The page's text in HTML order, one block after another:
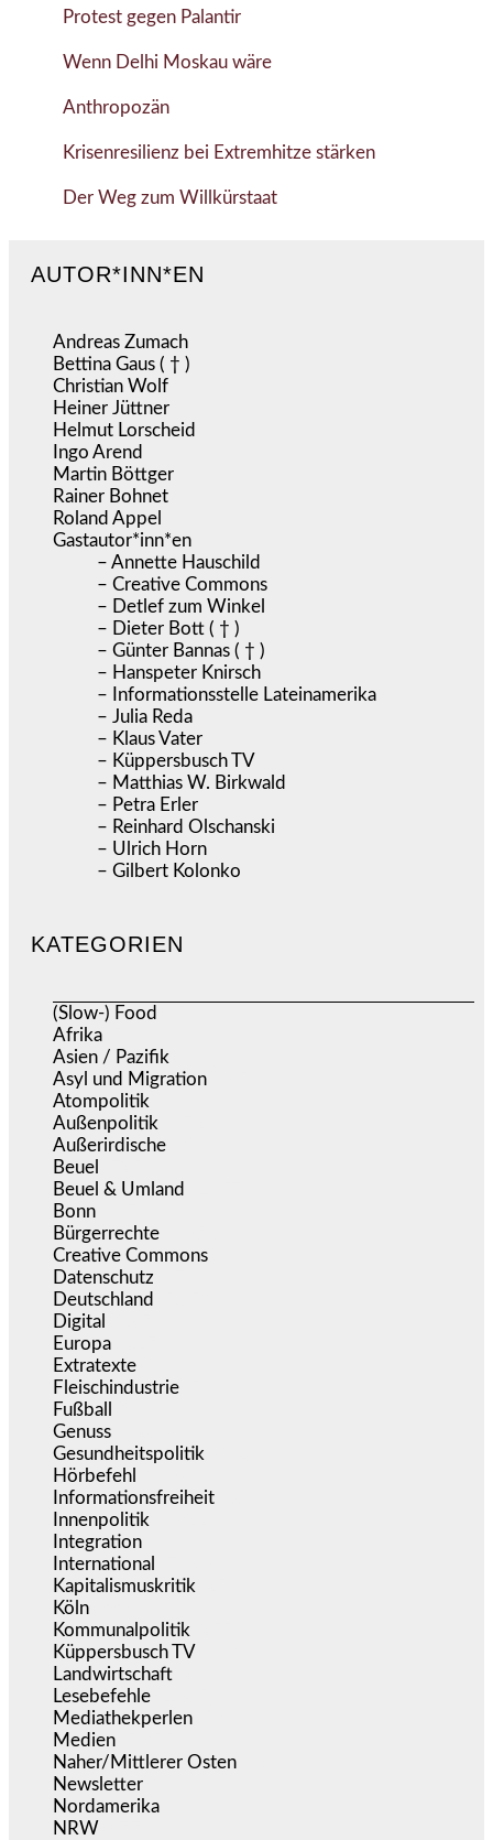
Protest gegen Palantir
Wenn Delhi Moskau wäre
Anthropozän
Krisenresilienz bei Extremhitze stärken
Der Weg zum Willkürstaat
AUTOR*INN*EN
Andreas Zumach
Bettina Gaus ( † )
Christian Wolf
Heiner Jüttner
Helmut Lorscheid
Ingo Arend
Martin Böttger
Rainer Bohnet
Roland Appel
Gastautor*inn*en
– Annette Hauschild
– Creative Commons
– Detlef zum Winkel
– Dieter Bott ( † )
– Günter Bannas ( † )
– Hanspeter Knirsch
– Informationsstelle Lateinamerika
– Julia Reda
– Klaus Vater
– Küppersbusch TV
– Matthias W. Birkwald
– Petra Erler
– Reinhard Olschanski
– Ulrich Horn
– Gilbert Kolonko
KATEGORIEN
(Slow-) Food
Afrika
Asien / Pazifik
Asyl und Migration
Atompolitik
Außenpolitik
Außerirdische
Beuel
Beuel & Umland
Bonn
Bürgerrechte
Creative Commons
Datenschutz
Deutschland
Digital
Europa
Extratexte
Fleischindustrie
Fußball
Genuss
Gesundheitspolitik
Hörbefehl
Informationsfreiheit
Innenpolitik
Integration
International
Kapitalismuskritik
Köln
Kommunalpolitik
Küppersbusch TV
Landwirtschaft
Lesebefehle
Mediathekperlen
Medien
Naher/Mittlerer Osten
Newsletter
Nordamerika
NRW